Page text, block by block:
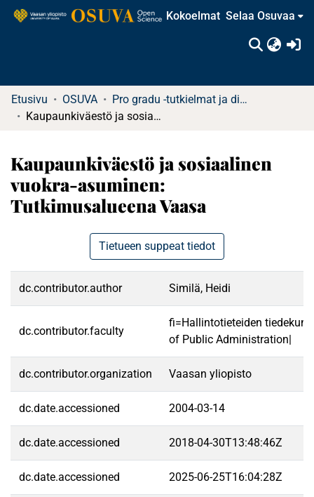
Kokoelmat Selaa Osuvaa
Etusivu OSUVA
Pro gradu -tutkielmat ja diplomityöt
Kaupaunkiväestö ja sosiaalinen vuokra-asuminen: Tutkimusalueena Vaasa
Kaupaunkiväestö ja sosiaalinen
vuokra-asuminen:
Tutkimusalueena Vaasa
Tietueen suppeat tiedot
dc.contributor.author Similä, Heidi
dc.contributor.faculty
fi=Hallintotieteiden
of Public Administration|
dc.contributor.organization Vaasan yliopisto
dc.date.accessioned 2004-03-14
dc.date.accessioned 2018-04-30T13:48:46Z
dc.date.accessioned 2025-06-25T16:04:28Z